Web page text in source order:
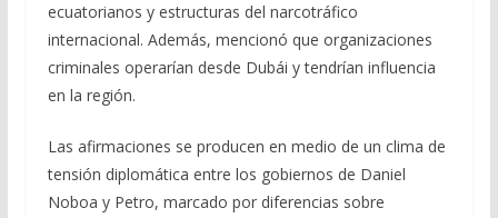
ecuatorianos y estructuras del narcotráfico
internacional. Además, mencionó que organizaciones
criminales operarían desde Dubái y tendrían influencia
en la región.
Las afirmaciones se producen en medio de un clima de
tensión diplomática entre los gobiernos de Daniel
Noboa y Petro, marcado por diferencias sobre